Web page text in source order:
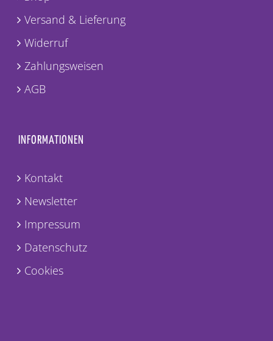
Versand & Lieferung
Widerruf
Zahlungsweisen
AGB
INFORMATIONEN
Kontakt
Newsletter
Impressum
Datenschutz
Cookies